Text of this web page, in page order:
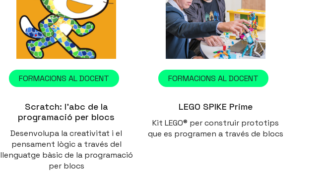
FORMACIONS AL DOCENT
Scratch: l’abc de la
programació per blocs
Desenvolupa la creativitat i el
pensament lògic a través del
llenguatge bàsic de la programació
per blocs
FORMACIONS AL DOCENT
LEGO SPIKE Prime
Kit LEGO® per construir prototips
que es programen a través de blocs